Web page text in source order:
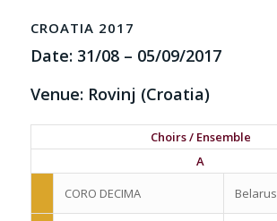
CROATIA 2017
Date: 31/08– 05/09/2017
Venue: Rovinj (Croatia)
Choirs / Ensemble
A
CORO DECIMA
Belarus